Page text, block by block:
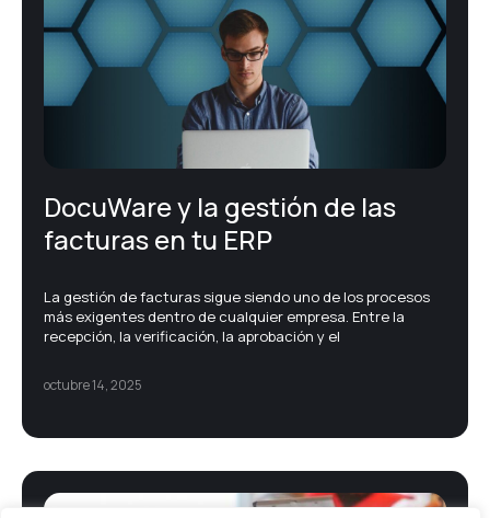
Facturación Electrónica
Firma electrónica
Gestión documental – ECM
Noticias corporativas
Protección de datos
Transformación digital
DocuWare y la gestión de las
facturas en tu ERP
octubre 14, 2025
La gestión de facturas sigue siendo uno de los procesos
más exigentes dentro de cualquier empresa. Entre la
recepción, la verificación, la aprobación y el